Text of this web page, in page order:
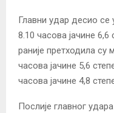
Главни удар десио се
8.10 часова јачине
раније претходила су
часова јачине 5,6
часова јачине 4,8
Послије главног